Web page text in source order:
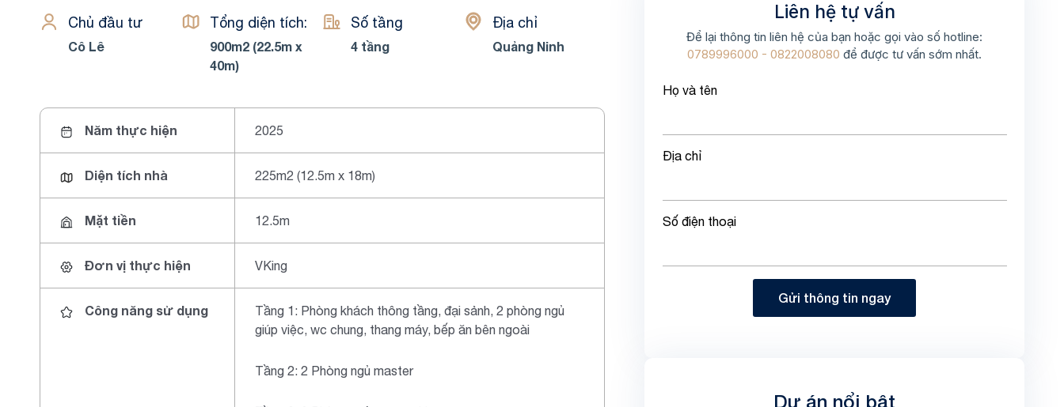
Chủ đầu tư
Cô Lê
Tổng diện tích:
900m2 (22.5m x
40m)
Số tầng
4 tầng
Địa chỉ
Quảng Ninh
Năm thực hiện 2025
Diện tích nhà 225m2 (12.5m x 18m)
Mặt tiền 12.5m
Đơn vị thực hiện VKing
Công năng sử dụng
Tầng 1: Phòng khách thông tầng, đại sảnh, 2 phòng ngủ
giúp việc, wc chung, thang máy, bếp ăn bên ngoài
Tầng 2: 2 Phòng ngủ master
Liên hệ tự vấn
Để lại thông tin liên hệ của bạn hoặc gọi vào số hotline:
0789996000 - 0822008080 để được tư vấn sớm nhất.
Họ và tên
Địa chỉ
Số điện thoại
Gửi thông tin ngay
Dự án nổi bật